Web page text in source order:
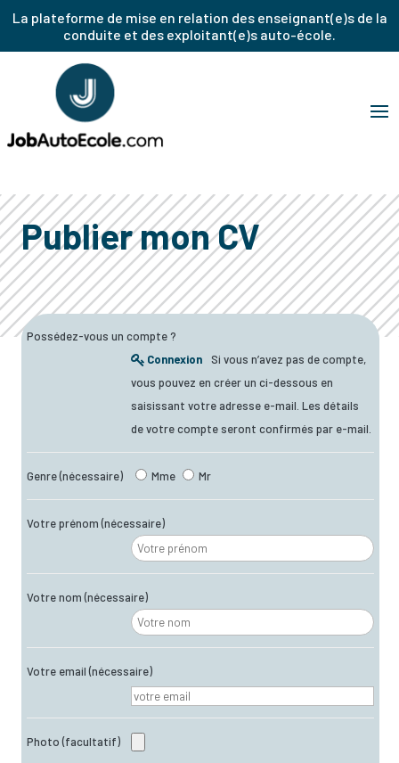
La plateforme de mise en relation des enseignant(e)s de la
conduite et des exploitant(e)s auto-école.
Publier mon CV
Possédez-vous un compte ?
Connexion
vous pouvez en créer un ci-dessous en
saisissant votre adresse e-mail. Les détails
de votre compte seront confirmés par e-mail.
Genre(nécessaire) Mme Mr
Votre prénom(nécessaire)
Votre nom(nécessaire)
Votre email(nécessaire)
Photo(facultatif)